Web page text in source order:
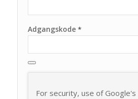
Adgangskode *
For security, use of Google's